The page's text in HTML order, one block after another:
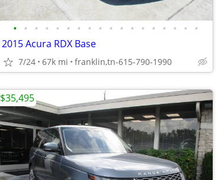
• • • • • • • • • • • • • • • • • •
2015 Acura RDX Base
7/24 67k mi franklin,tn-615-790-1990
$35,495